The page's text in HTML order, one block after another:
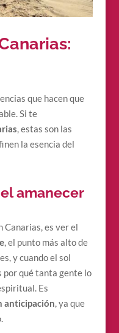
que hacen que
Si te
, estas son las
la esencia del
amanecer
Canarias, es ver el
, el punto más alto de
y cuando el sol
por qué tanta gente lo
Es
anticipación, ya que